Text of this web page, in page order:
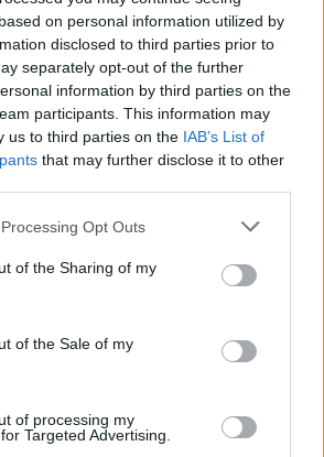
on personal information utilized by
disclosed to third parties prior to
separately opt-out of the further
information by third parties on the
participants. This information may
us to third parties on the IAB’s List of
that may further disclose it to other
Opt Outs
of the Sharing of my
of the Sale of my
of processing my
Targeted Advertising.
for Italy
Germany|Esim for Greece|